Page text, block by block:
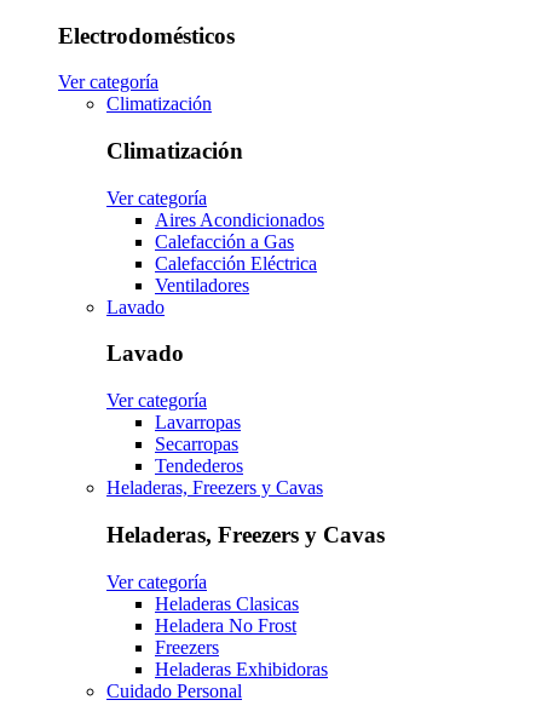
Electrodomésticos
Ver categoría
Climatización
Climatización
Ver categoría
Aires Acondicionados
Calefacción a Gas
Calefacción Eléctrica
Ventiladores
Lavado
Lavado
Ver categoría
Lavarropas
Secarropas
Tendederos
Heladeras, Freezers y Cavas
Heladeras, Freezers y Cavas
Ver categoría
Heladeras Clasicas
Heladera No Frost
Freezers
Heladeras Exhibidoras
Cuidado Personal